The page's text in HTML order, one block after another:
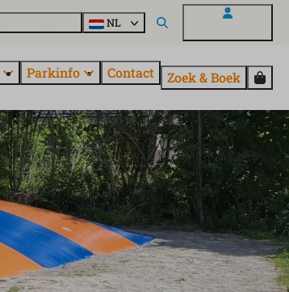
NL
Parkinfo Contact Zoek & Boek